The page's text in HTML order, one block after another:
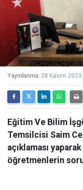
Yayınlanma: 28 Kasım 2023
Eğitim Ve Bilim
Temsilcisi Saim
açıklaması
öğretmenlerin